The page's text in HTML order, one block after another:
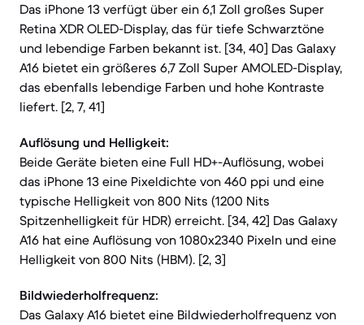
Das iPhone 13 verfügt über ein 6,1 Zoll großes Super
Retina XDR OLED-Display, das für tiefe Schwarztöne
und lebendige Farben bekannt ist. [34, 40] Das Galaxy
A16 bietet ein größeres 6,7 Zoll Super AMOLED-Display,
das ebenfalls lebendige Farben und hohe Kontraste
liefert. [2, 7, 41]
Auflösung und Helligkeit:
Beide Geräte bieten eine Full HD+-Auflösung, wobei
das iPhone 13 eine Pixeldichte von 460 ppi und eine
typische Helligkeit von 800 Nits (1200 Nits
Spitzenhelligkeit für HDR) erreicht. [34, 42] Das Galaxy
A16 hat eine Auflösung von 1080x2340 Pixeln und eine
Helligkeit von 800 Nits (HBM). [2, 3]
Bildwiederholfrequenz:
Das Galaxy A16 bietet eine Bildwiederholfrequenz von